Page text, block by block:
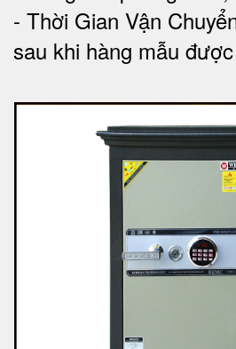
- Thời Gian Vận
sau khi hàng mẫu